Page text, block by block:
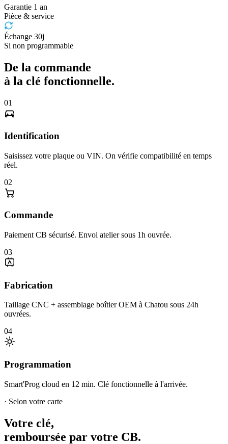
Garantie 1 an
Pièce & service
Échange 30j
Si non programmable
De la commande
à la clé fonctionnelle.
01
Identification
Saisissez votre plaque ou VIN. On vérifie compatibilité en temps
réel.
02
Commande
Paiement CB sécurisé. Envoi atelier sous 1h ouvrée.
03
Fabrication
Taillage CNC + assemblage boîtier OEM à Chatou sous 24h
ouvrées.
04
Programmation
Smart'Prog cloud en 12 min. Clé fonctionnelle à l'arrivée.
· Selon votre carte
Votre clé,
remboursée par votre CB.